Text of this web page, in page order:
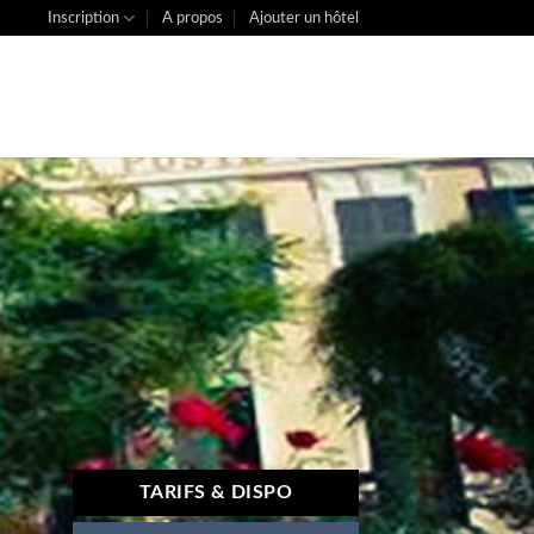
Inscription A propos Ajouter un hôtel
TARIFS & DISPO